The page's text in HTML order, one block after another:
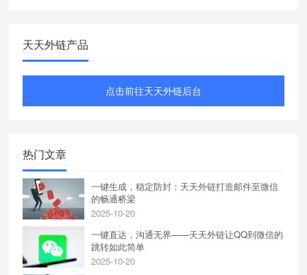
天天外链产品
点击前往天天外链后台
热门文章
一键生成，稳定防封：天天外链打造邮件至微信
的畅通桥梁
2025-10-20
一键直达，沟通无界——天天外链让QQ到微信的
跳转如此简单
2025-10-20